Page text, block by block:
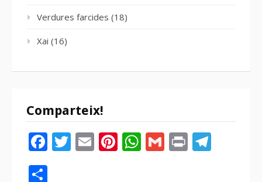
Verdures farcides (18)
Xai (16)
Comparteix!
Facebook
Twitter
EmailPinterest
WhatsApp
Gmail
Print